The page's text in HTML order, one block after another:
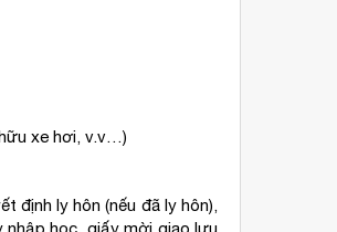
xe hơi, v.v…)
định ly hôn (nếu đã ly hôn),